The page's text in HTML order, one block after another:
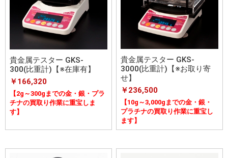
貴金属テスター GKS-
300(比重計)【※在庫有】
￥166,320
【2g～300gまでの金・銀・プラ
チナの買取り作業に重宝しま
す】
貴金属テスター GKS-
3000(比重計)【※お取り寄
せ】
￥236,500
【10g～3,000gまでの金・銀・
プラチナの買取り作業に重宝し
ます】